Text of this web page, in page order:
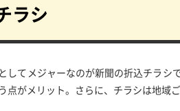
ラシ
してメジャーなのが新聞の折込チラ
点がメリット。さらに、チラシは地域